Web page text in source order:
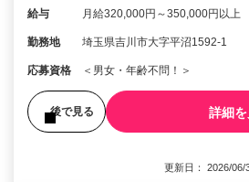
給与 月給320,000円～350,000円以上
勤務地 埼玉県吉川市大字平沼1592-1
応募資格 ＜男女・年齢不問！＞
後で見る 詳細
更新日： 2026/